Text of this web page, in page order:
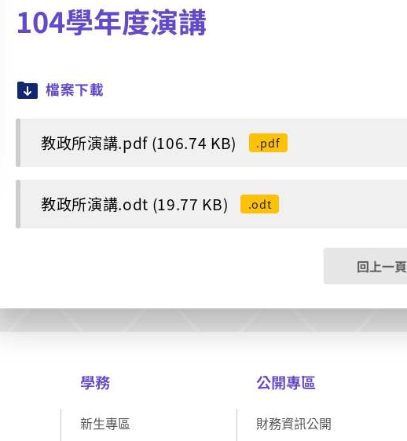
104學年度演講
檔案下載
教政所演講.pdf (106.74 KB) .pdf
教政所演講.odt (19.77 KB) .odt
回上一頁
學務
新生專區
公開專區
財務資訊公開